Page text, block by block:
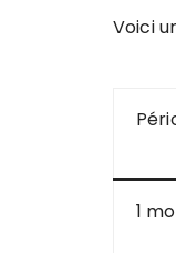
Voici
1